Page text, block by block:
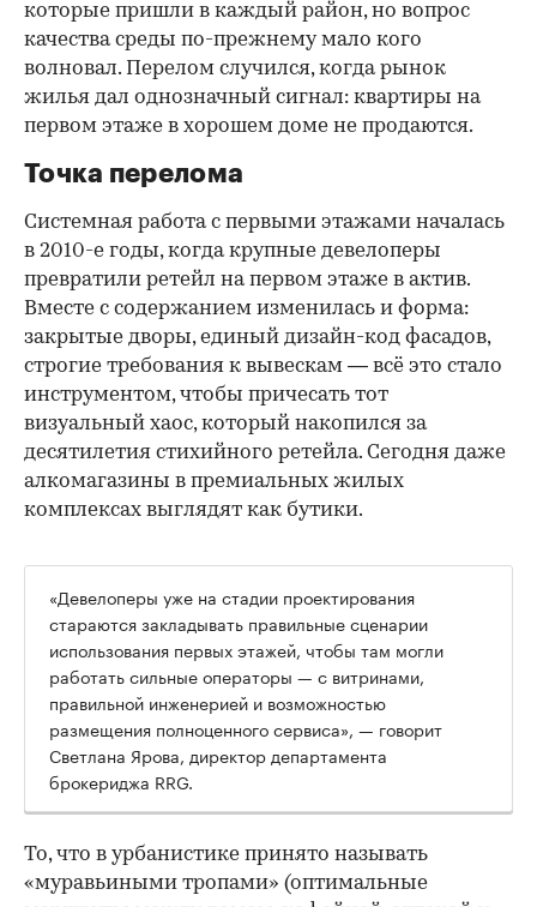
которые пришли в каждый район, но вопрос
качества среды по-прежнему мало кого
волновал. Перелом случился, когда рынок
жилья дал однозначный сигнал: квартиры на
первом этаже в хорошем доме не продаются.
Точка перелома
Системная работа с первыми этажами началась
в 2010-е годы, когда крупные девелоперы
превратили ретейл на первом этаже в актив.
Вместе с содержанием изменилась и форма:
закрытые дворы, единый дизайн-код фасадов,
строгие требования к вывескам — всё это стало
инструментом, чтобы причесать тот
визуальный хаос, который накопился за
десятилетия стихийного ретейла. Сегодня даже
алкомагазины в премиальных жилых
комплексах выглядят как бутики.
00:00
«Девелоперы уже на стадии проектирования
стараются закладывать правильные сценарии
использования первых этажей, чтобы там могли
работать сильные операторы — с витринами,
правильной инженерией и возможностью
размещения полноценного сервиса», — говорит
Светлана Ярова, директор департамента
брокериджа RRG.
То, что в урбанистике принято называть
«муравьиными тропами» (оптимальные